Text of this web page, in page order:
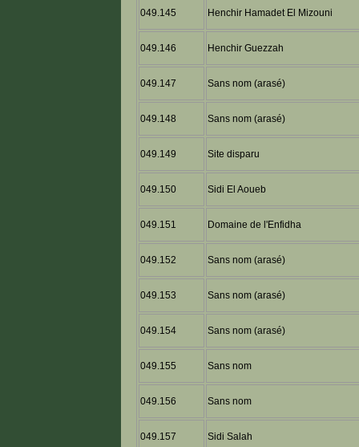
049.145 Henchir Hamadet El Mizouni
049.146 Henchir Guezzah
049.147 Sans nom (arasé)
049.148 Sans nom (arasé)
049.149 Site disparu
049.150 Sidi El Aoueb
049.151 Domaine de l'Enfidha
049.152 Sans nom (arasé)
049.153 Sans nom (arasé)
049.154 Sans nom (arasé)
049.155 Sans nom
049.156 Sans nom
049.157 Sidi Salah